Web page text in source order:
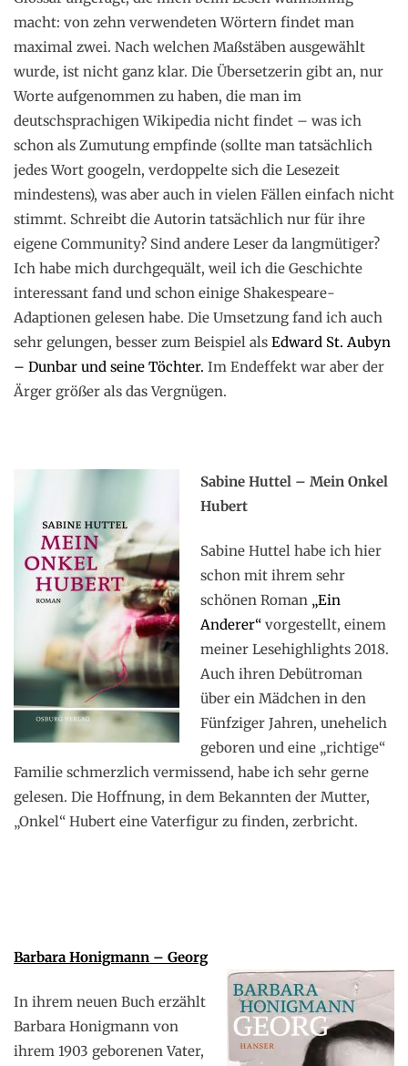
macht: von zehn verwendeten Wörtern findet man
maximal zwei. Nach welchen Maßstäben ausgewählt
wurde, ist nicht ganz klar. Die Übersetzerin gibt an, nur
Worte aufgenommen zu haben, die man im
deutschsprachigen Wikipedia nicht findet – was ich
schon als Zumutung empfinde (sollte man tatsächlich
jedes Wort googeln, verdoppelte sich die Lesezeit
mindestens), was aber auch in vielen Fällen einfach nicht
stimmt. Schreibt die Autorin tatsächlich nur für ihre
eigene Community? Sind andere Leser da langmütiger?
Ich habe mich durchgequält, weil ich die Geschichte
interessant fand und schon einige Shakespeare-
Adaptionen gelesen habe. Die Umsetzung fand ich auch
sehr gelungen, besser zum Beispiel als Edward St. Aubyn
– Dunbar und seine Töchter. Im Endeffekt war aber der
Ärger größer als das Vergnügen.
Sabine Huttel – Mein Onkel
Hubert
Sabine Huttel habe ich hier
schon mit ihrem sehr
schönen Roman„Ein
Anderer“vorgestellt, einem
meiner Lesehighlights 2018.
Auch ihren Debütroman
über ein Mädchen in den
Fünfziger Jahren, unehelich
geboren und eine „richtige“
Familie schmerzlich vermissend, habe ich sehr gerne
gelesen. Die Hoffnung, in dem Bekannten der Mutter,
„Onkel“ Hubert eine Vaterfigur zu finden, zerbricht.
Barbara Honigmann – Georg
In ihrem neuen Buch erzählt
Barbara Honigmann von
ihrem 1903 geborenen Vater,